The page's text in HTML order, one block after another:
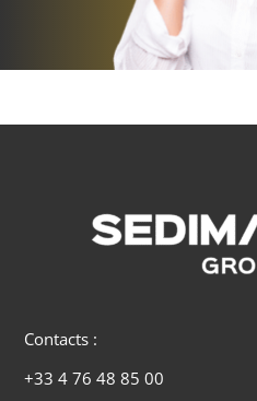
Contacts :
+33 4 76 48 85 00